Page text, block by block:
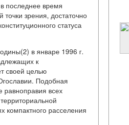
последнее время
зрения, достаточно
статуса
в январе 1996 г.
к
своей целью
Подобная
равноправия всех
компактного расселения